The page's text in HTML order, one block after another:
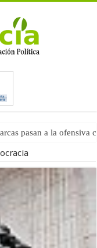
pasan a la ofensiva